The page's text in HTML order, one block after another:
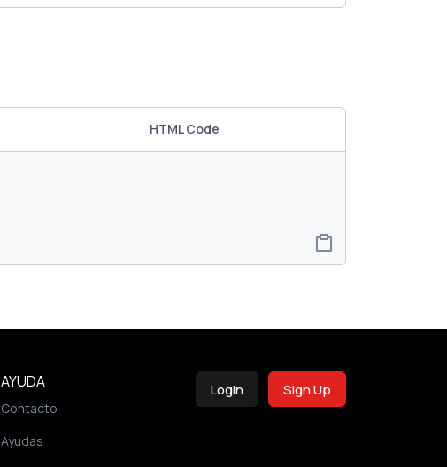
HTML Code
AYUDA
Contacto
Ayudas
Login Sign Up